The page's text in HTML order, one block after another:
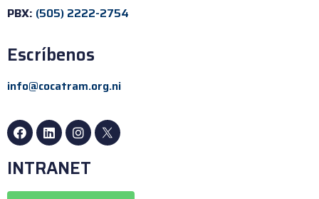
PBX: (505) 2222-2754
Escríbenos
info@cocatram.org.ni
INTRANET